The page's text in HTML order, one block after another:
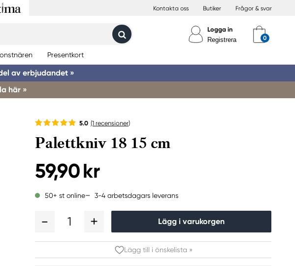
Kontakta oss Butiker Frågor & svar
Logga in
Registrera
Presentkort
av erbjudandet »
här »
5.0 (1 recensioner)
Palettkniv 18 15 cm
59,90 kr
50+ st online 3-4 arbetsdagars leverans
1 Lägg i varukorgen
Lägg till i önskelista »